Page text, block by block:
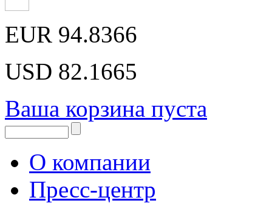
EUR 94.8366
USD 82.1665
Ваша корзина пуста
О компании
Пресс-центр